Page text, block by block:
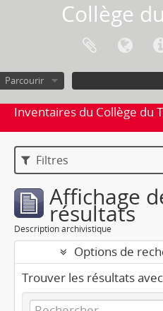
Collège
Parcourir
Inventaires du Collège du
Filtres
Affichage
résultats
Description archivistique
Options de
Trouver les résultats